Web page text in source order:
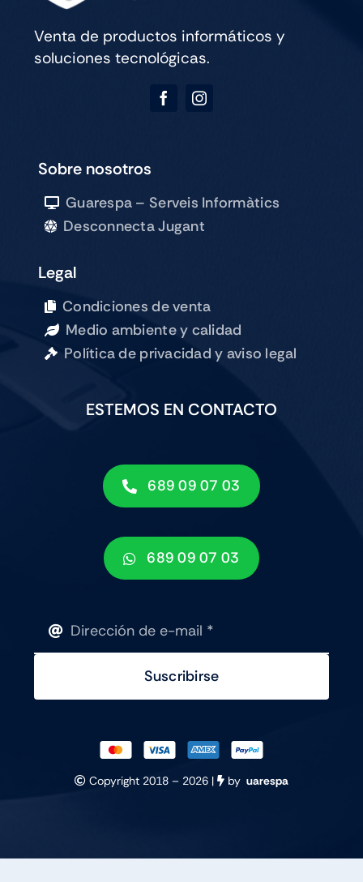
Venta de productos informáticos y
soluciones tecnológicas.
Sobre nosotros
Guarespa – Serveis Informàtics
Desconnecta Jugant
Legal
Condiciones de venta
Medio ambiente y calidad
Política de privacidad y aviso legal
ESTEMOS EN CONTACTO
689 09 07 03
689 09 07 03
Suscribirse
Copyright 2018 –2026 | by uarespa